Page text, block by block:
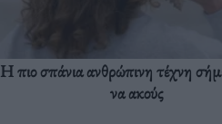
Η πιο σπάνια ανθρώπινη τέχνη
να ακούς